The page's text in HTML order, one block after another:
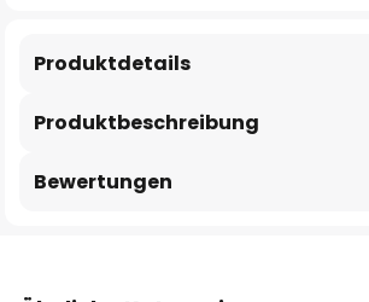
Produktbeschreibung
Produktdetails
Bewertungen